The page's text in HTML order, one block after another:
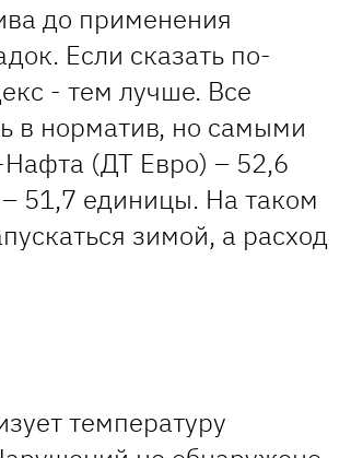
до применения
Если сказать по-
- тем лучше. Все
в норматив, но самыми
(ДТ Евро) – 52,6
51,7 единицы. На таком
зимой, а расход
температуру